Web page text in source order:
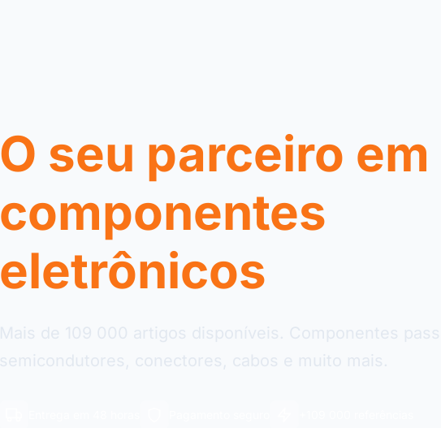
O seu parceiro em
componentes
eletrônicos